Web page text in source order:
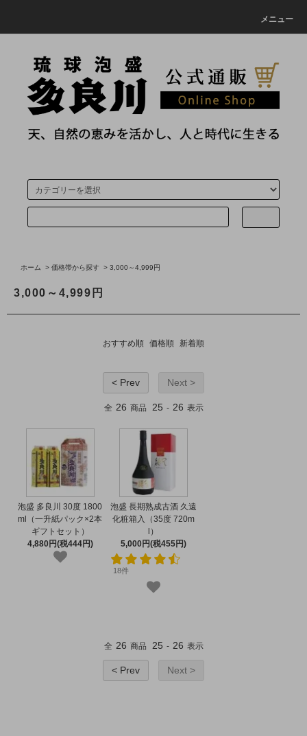
メニュー
ホーム > 価格帯から探す > 3,000～4,999円
3,000～4,999円
おすすめ順 価格順 新着順
< Prev Next >
全 26 商品 25 - 26 表示
泡盛 多良川 30度 1800
ml（一升紙パック×2本
ギフトセット）
4,880円(税444円)
泡盛 長期熟成古酒 久遠
化粧箱入（35度 720m
l）
5,000円(税455円)
18件
全 26 商品 25 - 26 表示
< Prev Next >